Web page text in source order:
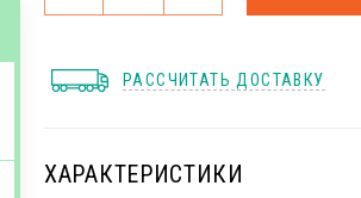
РАССЧИТАТЬ ДОСТАВКУ
ХАРАКТЕРИСТИКИ